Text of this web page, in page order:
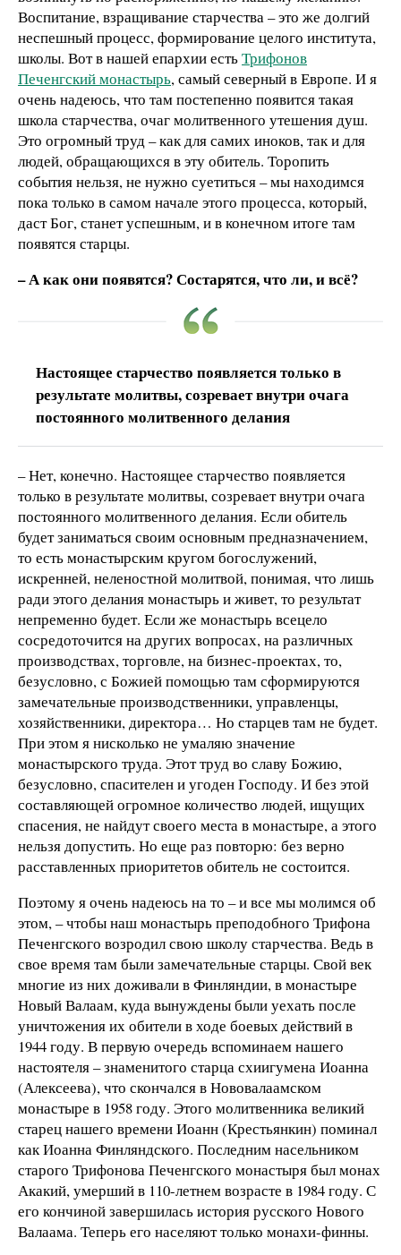
Воспитание, взращивание старчества – это же долгий
неспешный процесс, формирование целого института,
школы. Вот в нашей епархии естьТрифонов
Печенгский монастырь, самый северный в Европе. И я
очень надеюсь, что там постепенно появится такая
школа старчества, очаг молитвенного утешения душ.
Это огромный труд – как для самих иноков, так и для
людей, обращающихся в эту обитель. Торопить
события нельзя, не нужно суетиться – мы находимся
пока только в самом начале этого процесса, который,
даст Бог, станет успешным, и в конечном итоге там
появятся старцы.
– А как они появятся? Состарятся, что ли, и всё?
Настоящее старчество появляется только в
результате молитвы, созревает внутри очага
постоянного молитвенного делания
– Нет, конечно. Настоящее старчество появляется
только в результате молитвы, созревает внутри очага
постоянного молитвенного делания. Если обитель
будет заниматься своим основным предназначением,
то есть монастырским кругом богослужений,
искренней, неленостной молитвой, понимая, что лишь
ради этого делания монастырь и живет, то результат
непременно будет. Если же монастырь всецело
сосредоточится на других вопросах, на различных
производствах, торговле, на бизнес-проектах, то,
безусловно, с Божией помощью там сформируются
замечательные производственники, управленцы,
хозяйственники, директора… Но старцев там не будет.
При этом я нисколько не умаляю значение
монастырского труда. Этот труд во славу Божию,
безусловно, спасителен и угоден Господу. И без этой
составляющей огромное количество людей, ищущих
спасения, не найдут своего места в монастыре, а этого
нельзя допустить. Но еще раз повторю: без верно
расставленных приоритетов обитель не состоится.
Поэтому я очень надеюсь на то – и все мы молимся об
этом, – чтобы наш монастырь преподобного Трифона
Печенгского возродил свою школу старчества. Ведь в
свое время там были замечательные старцы. Свой век
многие из них доживали в Финляндии, в монастыре
Новый Валаам, куда вынуждены были уехать после
уничтожения их обители в ходе боевых действий в
1944 году. В первую очередь вспоминаем нашего
настоятеля – знаменитого старца схиигумена Иоанна
(Алексеева), что скончался в Нововалаамском
монастыре в 1958 году. Этого молитвенника великий
старец нашего времени Иоанн (Крестьянкин) поминал
как Иоанна Финляндского. Последним насельником
старого Трифонова Печенгского монастыря был монах
Акакий, умерший в 110-летнем возрасте в 1984 году. С
его кончиной завершилась история русского Нового
Валаама. Теперь его населяют только монахи-финны.